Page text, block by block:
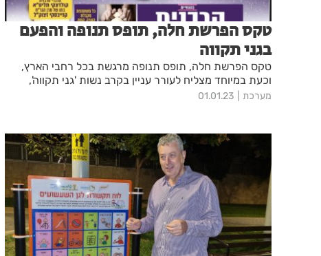
טקס הפרשת חלה, תופס תנופה והפעם
בגני תקווה
טקס הפרשת חלה, תופס תנופה מרגשת בכל רחבי הארץ,
וכעת במיוחד מצליח לעורר עניין בקרב נשות 'גני תקווה',
מערכת 01.01.23